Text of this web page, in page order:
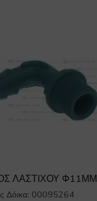
ΛΑΣΤΙΧΟΥ Φ11ΜΜ
Δόικα: 00095264